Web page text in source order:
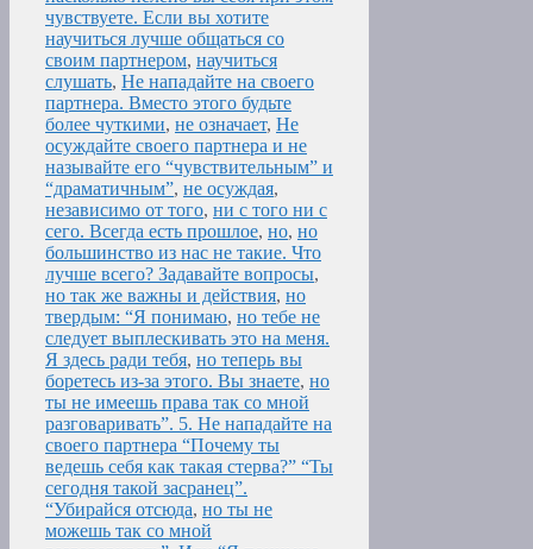
чувствуете. Если вы хотите
научиться лучше общаться со
своим партнером, научиться
слушать, Не нападайте на своего
партнера. Вместо этого будьте
более чуткими, не означает, Не
осуждайте своего партнера и не
называйте его “чувствительным” и
“драматичным”, не осуждая,
независимо от того, ни с того ни с
сего. Всегда есть прошлое, но, но
большинство из нас не такие. Что
лучше всего? Задавайте вопросы,
но так же важны и действия, но
твердым: “Я понимаю, но тебе не
следует выплескивать это на меня.
Я здесь ради тебя, но теперь вы
боретесь из-за этого. Вы знаете, но
ты не имеешь права так со мной
разговаривать”. 5. Не нападайте на
своего партнера “Почему ты
ведешь себя как такая стерва?” “Ты
сегодня такой засранец”.
“Убирайся отсюда, но ты не
можешь так со мной